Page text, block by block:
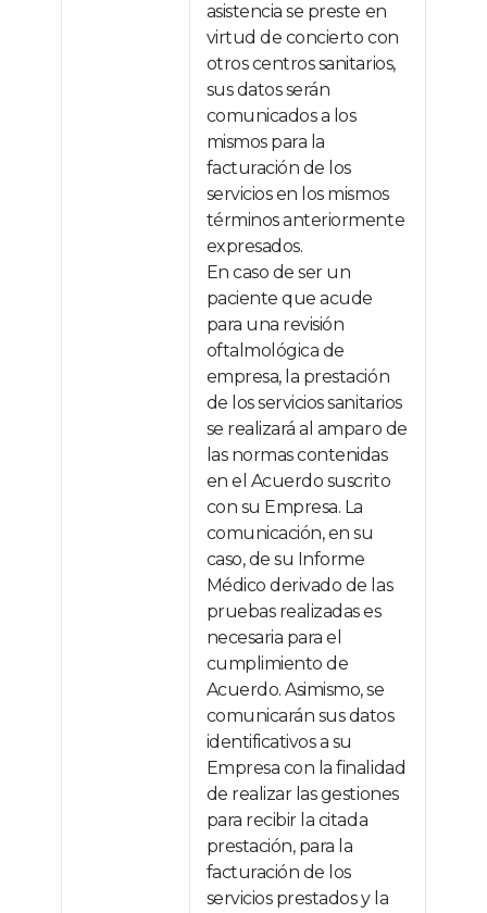
asistencia se preste en
virtud de concierto con
otros centros sanitarios,
sus datos serán
comunicados a los
mismos para la
facturación de los
servicios en los mismos
términos anteriormente
expresados.
En caso de ser un
paciente que acude
para una revisión
oftalmológica de
empresa, la prestación
de los servicios sanitarios
se realizará al amparo de
las normas contenidas
en el Acuerdo suscrito
con su Empresa. La
comunicación, en su
caso, de su Informe
Médico derivado de las
pruebas realizadas es
necesaria para el
cumplimiento de
Acuerdo. Asimismo, se
comunicarán sus datos
identificativos a su
Empresa con la finalidad
de realizar las gestiones
para recibir la citada
prestación, para la
facturación de los
servicios prestados y la